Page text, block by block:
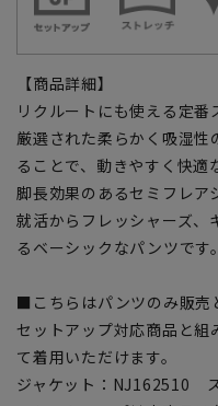
【商品詳細】
リクルートにも使える定番
厳選された柔らかく吸湿
ることで、動きやすく快適
脚長効果のあるセミフレア
就活からフレッシャーズ、
るベーシックなパンツです。
■こちらはパンツのみ販売
セットアップ対応商品と組
て着用いただけます。
ジャケット：NJ162510